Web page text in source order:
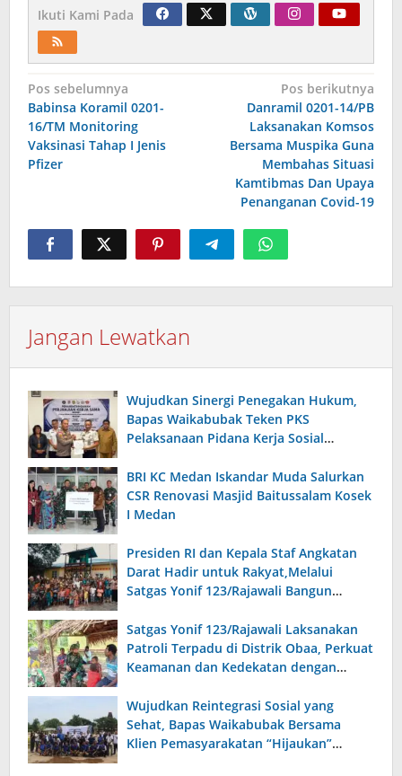
Ikuti Kami Pada
Navigasi
pos
Pos sebelumnya
Babinsa Koramil 0201-
16/TM Monitoring
Vaksinasi Tahap I Jenis
Pfizer
Pos berikutnya
Danramil 0201-14/PB
Laksanakan Komsos
Bersama Muspika Guna
Membahas Situasi
Kamtibmas Dan Upaya
Penanganan Covid-19
Jangan Lewatkan
Wujudkan Sinergi Penegakan Hukum,
Bapas Waikabubak Teken PKS
Pelaksanaan Pidana Kerja Sosial
BRI KC Medan Iskandar Muda Salurkan
CSR Renovasi Masjid Baitussalam Kosek
I Medan
Presiden RI dan Kepala Staf Angkatan
Darat Hadir untuk Rakyat,Melalui
Satgas Yonif 123/Rajawali Bangun
Satgas Yonif 123/Rajawali Laksanakan
Patroli Terpadu di Distrik Obaa, Perkuat
Keamanan dan Kedekatan dengan
Wujudkan Reintegrasi Sosial yang
Sehat, Bapas Waikabubak Bersama
Klien Pemasyarakatan “Hijaukan”